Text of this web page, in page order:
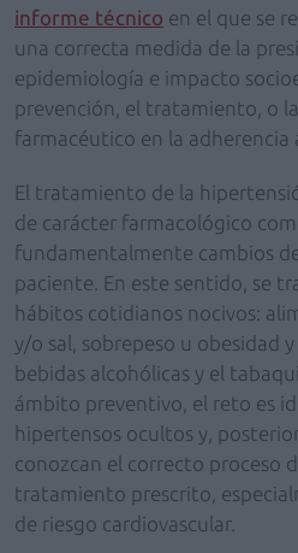
informe técnico en el que se
una correcta medida de la
epidemiología e impacto
prevención, el tratamiento, o
farmacéutico en la adherencia
El tratamiento de la
de carácter farmacológico
fundamentalmente cambios
paciente. En este sentido, se
hábitos cotidianos nocivos:
y/o sal, sobrepeso u obesidad
bebidas alcohólicas y el
ámbito preventivo, el reto es
hipertensos ocultos y,
conozcan el correcto proceso
tratamiento prescrito,
de riesgo cardiovascular.